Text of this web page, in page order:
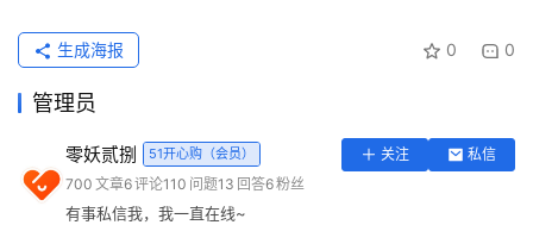
日
一
读
实
用
0 0
生成海报
管理员
零妖贰捌 51开心购（会员） 关注
私信
700 文章6评论110 问题13 回答6粉丝
有事私信我，我一直在线~